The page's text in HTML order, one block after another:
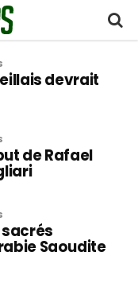
devrait
de Rafael
Saoudite